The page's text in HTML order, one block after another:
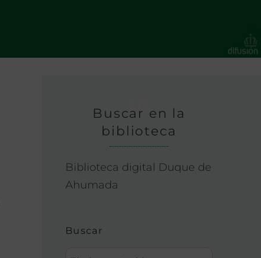
Buscar en la
biblioteca
Biblioteca digital Duque de
Ahumada
Buscar